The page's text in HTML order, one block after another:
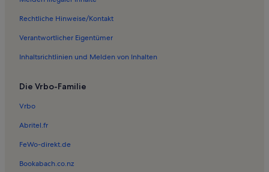
Ferienwohnungen in Waldbahn
Ferienwohnungen in Fiss
Ferienwohnungen in Königsleithebahn
Chalets in Serfaus-Fiss-Ladis
Ferienunterkünfte für Familien nahe Serfaus-Fiss-Ladis
Hotels in Serfaus-Fiss-Ladis
Häuser in Serfaus-Fiss-Ladis
Hütten in Serfaus-Fiss-Ladis
Rechtliche Hinweise/Kontakt
Verantwortlicher Eigentümer
Inhaltsrichtlinien und Melden von Inhalten
Die Vrbo-Familie
Vrbo
Abritel.fr
FeWo-direkt.de
Bookabach.co.nz